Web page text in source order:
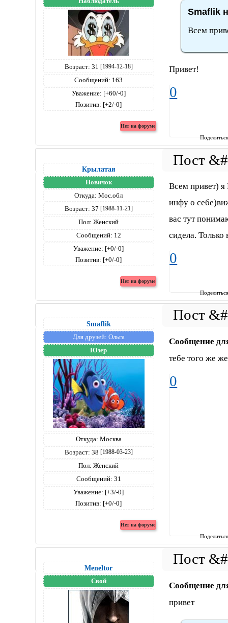
Возраст: 31 [1994-12-18]
Сообщений: 163
Уважение: [+60/-0]
Позитив: [+2/-0]
Smaflik
Всем
Привет!
0
Крылатая
Новичок
Откуда: Мос.обл
Возраст: 37 [1988-11-21]
Пол: Женский
Сообщений: 12
Уважение: [+0/-0]
Позитив: [+0/-0]
Всем привет)
инфу о
вас тут
сидела. Только
0
Smaflik
Для друзей: Ольга
Юзер
Откуда: Москва
Возраст: 38 [1988-03-23]
Пол: Женский
Сообщений: 31
Уважение: [+3/-0]
Позитив: [+0/-0]
Сообщение
тебе того же
0
Meneltоr
Свой
Сообщение
привет